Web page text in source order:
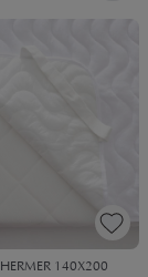
140X200